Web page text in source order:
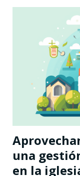
una
en la